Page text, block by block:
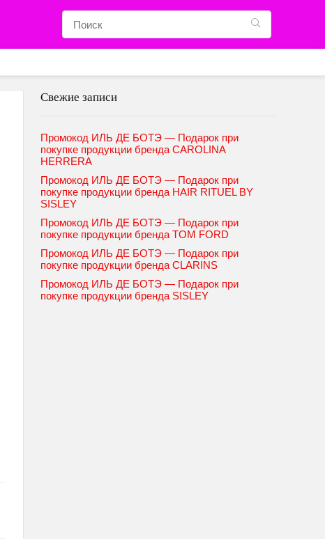
Свежие записи
Промокод ИЛЬ ДЕ БОТЭ — Подарок при
покупке продукции бренда CAROLINA
HERRERA
Промокод ИЛЬ ДЕ БОТЭ — Подарок при
покупке продукции бренда HAIR RITUEL BY
SISLEY
Промокод ИЛЬ ДЕ БОТЭ — Подарок при
покупке продукции бренда TOM FORD
Промокод ИЛЬ ДЕ БОТЭ — Подарок при
покупке продукции бренда CLARINS
Промокод ИЛЬ ДЕ БОТЭ — Подарок при
покупке продукции бренда SISLEY